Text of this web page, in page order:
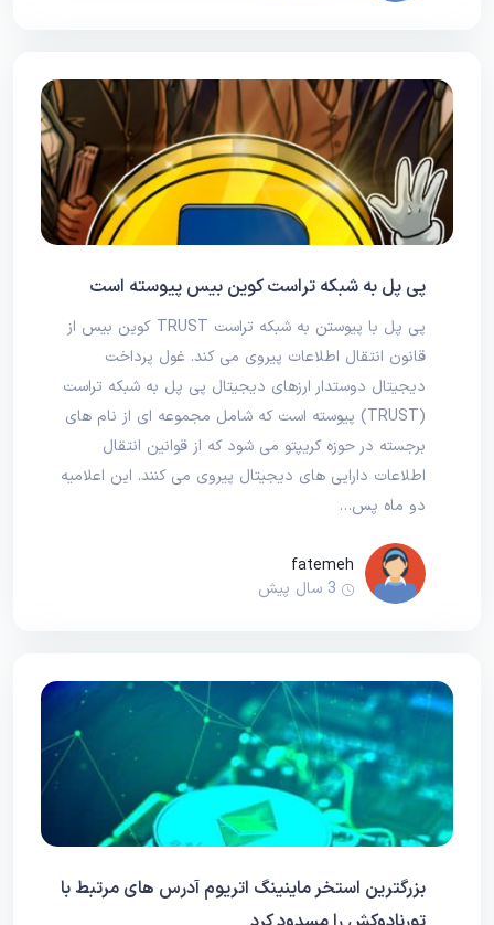
پی پل به شبکه تراست کوین بیس پیوسته است
پی پل با پیوستن به شبکه تراست TRUST کوین بیس از
قانون انتقال اطلاعات پیروی می کند. غول پرداخت
دیجیتال دوستدار ارزهای دیجیتال پی پل به شبکه تراست
(TRUST) پیوسته است که شامل مجموعه ای از نام های
برجسته در حوزه کریپتو می شود که از قوانین انتقال
اطلاعات دارایی های دیجیتال پیروی می کنند. این اعلامیه
دو ماه پس…
fatemeh
3 سال پیش
بزرگترین استخر ماینینگ اتریوم آدرس های مرتبط با